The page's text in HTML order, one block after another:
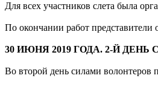
Для всех участников слета была
По окончании работ представители
30 ИЮНЯ 2019 ГОДА. 2-Й ДЕНЬ
Во второй день силами волонтеров